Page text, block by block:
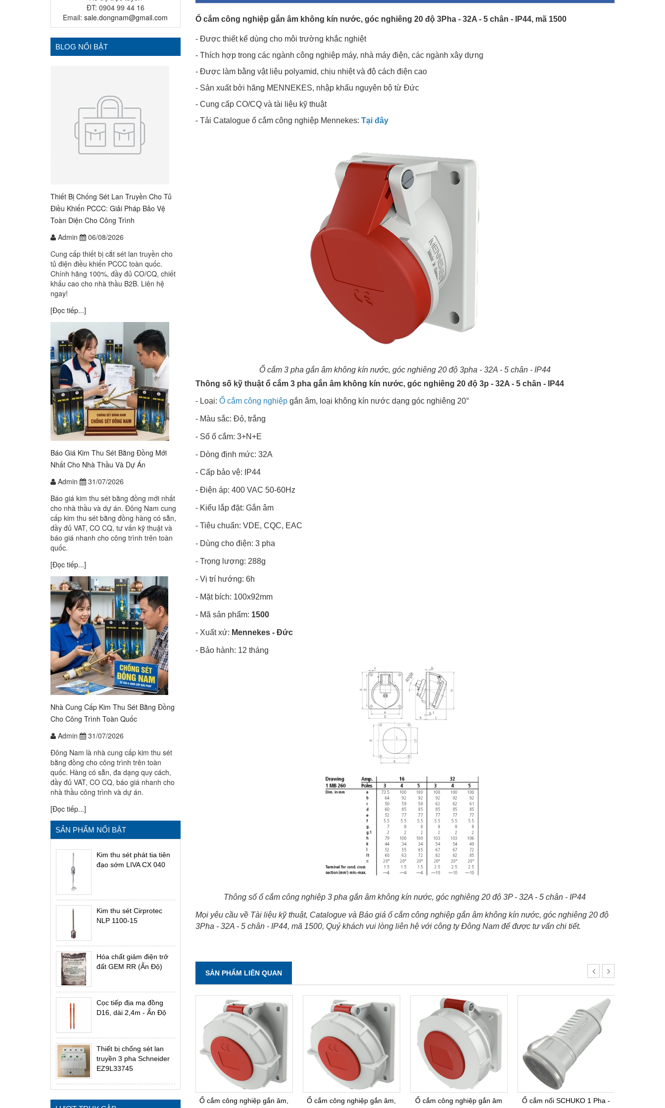
Ổ cắm công nghiệp gắn âm không kín nước, góc nghiêng 20 độ 3Pha - 32A - 5 chân - IP44, mã 1500
- Được thiết kế dùng cho môi trường khắc nghiệt
- Thích hợp trong các ngành công nghiệp máy, nhà máy điện, các ngành xây dựng
- Được làm bằng vật liệu polyamid, chịu nhiệt và độ cách điện cao
- Sản xuất bởi hãng MENNEKES, nhập khẩu nguyên bộ từ Đức
- Cung cấp CO/CQ và tài liệu kỹ thuật
- Tải Catalogue ổ cắm công nghiệp Mennekes: Tại đây
Ổ cắm 3 pha gắn âm không kín nước, góc nghiêng 20 độ 3pha - 32A - 5 chân - IP44
Thông số kỹ thuật ổ cắm 3 pha gắn âm không kín nước, góc nghiêng 20 độ 3p - 32A - 5 chân - IP44
- Loại: Ổ cắm công nghiệpgắn âm, loại không kín nước dạng góc nghiêng 20°
- Màu sắc: Đỏ, trắng
- Số ổ cắm: 3+N+E
- Dòng định mức: 32A
- Cấp bảo vệ: IP44
- Điện áp: 400 VAC 50-60Hz
- Kiểu lắp đặt: Gắn âm
- Tiêu chuẩn: VDE, CQC, EAC
- Dùng cho điện: 3 pha
- Trọng lượng: 288g
- Vị trí hướng: 6h
- Mặt bích: 100x92mm
- Mã sản phẩm: 1500
- Xuất xứ: Mennekes - Đức
- Bảo hành: 12 tháng
Thông số ổ cắm công nghiệp 3 pha gắn âm không kín nước, góc nghiêng 20 độ 3P - 32A - 5 chân - IP44
Mọi yêu cầu về Tài liệu kỹ thuật, Catalogue và Báo giá ổ cắm công nghiệp gắn âm không kín nước, góc nghiêng 20 độ
3Pha - 32A - 5 chân - IP44, mã 1500, Quý khách vui lòng liên hệ với công ty Đông Nam để được tư vấn chi tiết.
SẢN PHẨM LIÊN QUAN
Ổ cắm công nghiệp gắn âm,
Ổ cắm công nghiệp gắn âm,
Ổ cắm công nghiệp gắn âm
Ổ cắm nối SCHUKO 1 Pha -
ĐT: 0904 99 44 16
Email:sale.dongnam@gmail.com
BLOG NỔI BẬT
Thiết Bị Chống Sét Lan Truyền Cho Tủ
Điều Khiển PCCC: Giải Pháp Bảo Vệ
Toàn Diện Cho Công Trình
Admin
06/08/2026
Cung cấp thiết bị cắt sét lan truyền cho
tủ điện điều khiển PCCC toàn quốc.
Chính hãng 100%, đầy đủ CO/CQ, chiết
khấu cao cho nhà thầu B2B. Liên hệ
ngay!
[Đọc tiếp...]
Báo Giá Kim Thu Sét Bằng Đồng Mới
Nhất Cho Nhà Thầu Và Dự Án
Admin
31/07/2026
Báo giá kim thu sét bằng đồng mới nhất
cho nhà thầu và dự án. Đông Nam cung
cấp kim thu sét bằng đồng hàng có sẵn,
đầy đủ VAT, CO CQ, tư vấn kỹ thuật và
báo giá nhanh cho công trình trên toàn
quốc.
[Đọc tiếp...]
Nhà Cung Cấp Kim Thu Sét Bằng Đồng
Cho Công Trình Toàn Quốc
Admin
31/07/2026
Đông Nam là nhà cung cấp kim thu sét
bằng đồng cho công trình trên toàn
quốc. Hàng có sẵn, đa dạng quy cách,
đầy đủ VAT, CO CQ, báo giá nhanh cho
nhà thầu công trình và dự án.
[Đọc tiếp...]
SẢN PHẨM NỔI BẬT
Kim thu sét phát tia tiên
đạo sớm LIVA CX 040
Kim thu sét Cirprotec
NLP 1100-15
Hóa chất giảm điện trở
đất GEM RR (Ấn Độ)
Cọc tiếp địa mạ đồng
D16, dài 2,4m - Ấn Độ
Thiết bị chống sét lan
truyền 3 pha Schneider
EZ9L33745